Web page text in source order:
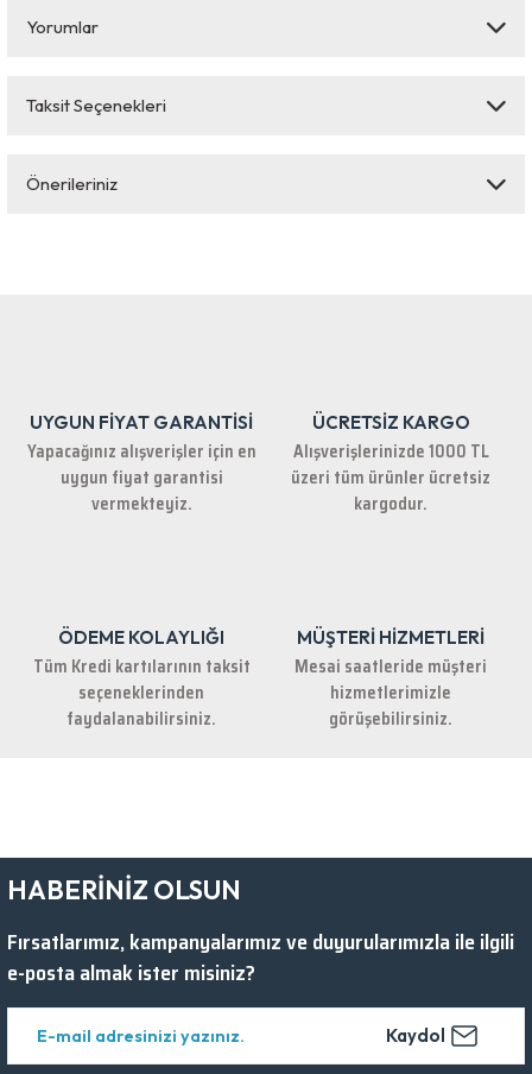
Yorumlar
Bu ürüne ilk yorumu siz yapın!
Taksit Seçenekleri
Önerileriniz
Ürün bilgilerinde hatalar bulunuyor.
Ürün fiyatı diğer sitelerden daha pahalı.
Bu ürüne benzer farklı alternatifler olmalı.
UYGUN FİYAT GARANTİSİ
Yapacağınız alışverişler için en
uygun fiyat garantisi
vermekteyiz.
ÜCRETSİZ KARGO
Alışverişlerinizde 1000 TL
üzeri tüm ürünler ücretsiz
kargodur.
ÖDEME KOLAYLIĞI
Tüm Kredi kartılarının taksit
seçeneklerinden
faydalanabilirsiniz.
MÜŞTERİ HİZMETLERİ
Mesai saatleride müşteri
hizmetlerimizle
görüşebilirsiniz.
HABERİNİZ OLSUN
Fırsatlarımız, kampanyalarımız ve duyurularımızla ile ilgili
e-posta almak ister misiniz?
Kaydol